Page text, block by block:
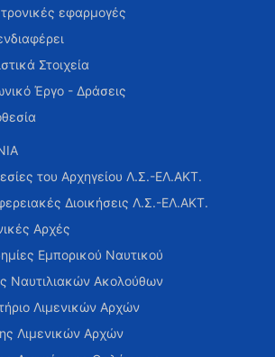
εφαρμογές
Στοιχεία
Έργο - Δράσεις
του Αρχηγείου Λ.Σ.-ΕΛ.ΑΚΤ.
Διοικήσεις Λ.Σ.-ΕΛ.ΑΚΤ.
Αρχές
Εμπορικού Ναυτικού
Ναυτιλιακών Ακολούθων
Λιμενικών Αρχών
Λιμενικών Αρχών